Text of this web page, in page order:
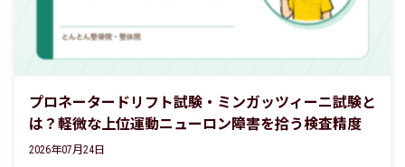
プロネータードリフト試験・ミンガッツィーニ試験と
は？軽微な上位運動ニューロン障害を拾う検査精度
2026年07月24日